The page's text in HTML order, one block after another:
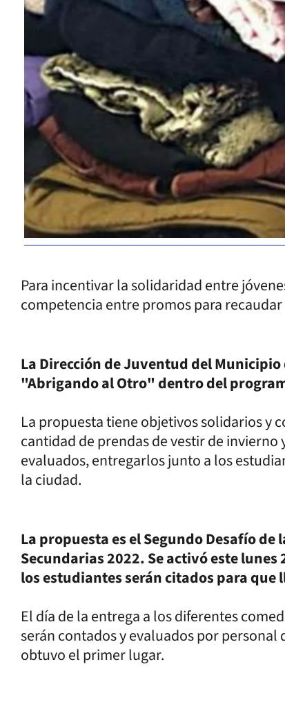
Para incentivar la solidaridad entre
competencia entre promos para
La Dirección de Juventud del
"Abrigando al Otro" dentro del
La propuesta tiene objetivos solidarios y
cantidad de prendas de vestir de invierno
evaluados, entregarlos junto a los
la ciudad.
La propuesta es el Segundo Desafío
Secundarias 2022. Se activó este
los estudiantes serán citados para que
El día de la entrega a los diferentes
serán contados y evaluados por personal
obtuvo el primer lugar.